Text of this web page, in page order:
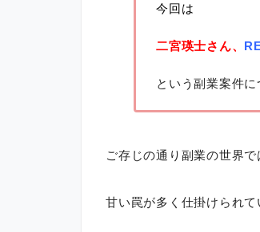
今回は
二宮瑛士さん、
という副業案件
ご存じの通り副業の世界で
甘い罠が多く仕掛けられて